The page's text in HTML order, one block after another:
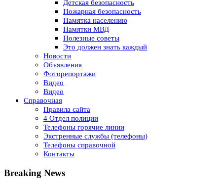
Детская безопасность
Пожарная безопасность
Памятка населению
Памятки МВД
Полезные советы
Это должен знать каждый
Новости
Объявления
Фоторепортажи
Видео
Видео
Справочная
Правила сайта
4 Отдел полиции
Телефоны горячие линии
Экстренные службы (телефоны)
Телефоны справочной
Контакты
Breaking News